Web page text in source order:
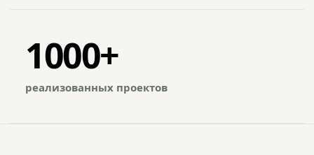
1000+
реализованных проектов